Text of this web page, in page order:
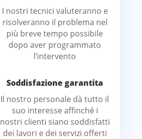
I nostri tecnici valuteranno e
risolveranno il problema nel
più breve tempo possibile
dopo aver programmato
l’intervento
Soddisfazione garantita
Il nostro personale dà tutto il
suo interesse affinché i
nostri clienti siano soddisfatti
dei lavori e dei servizi offerti